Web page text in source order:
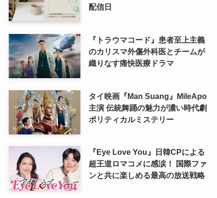
配信日
『トラウマコード』患者至上主義
のカリスマ外傷外科医とチームが
織りなす痛快医療ドラマ
タイ映画『Man Suang』MileApo
主演 伝統舞踊の魅力が濃い時代劇
ポリティカルミステリー
『Eye Love You』日韓CPによる
超王道ロマコメに感涙！ 国際ファ
ンと共に楽しめる最高の放送戦略